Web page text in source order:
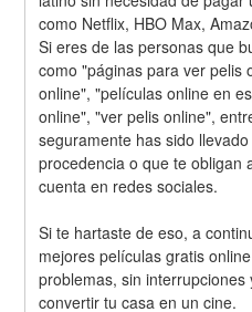
como Netflix, HBO Max,
Si eres de las personas que
como "páginas para ver pelis
online", "películas online en
online", "ver pelis online",
seguramente has sido
procedencia o que te obligan
cuenta en redes sociales.
Si te hartaste de eso, a
mejores películas gratis
problemas, sin
convertir tu casa en un cine.